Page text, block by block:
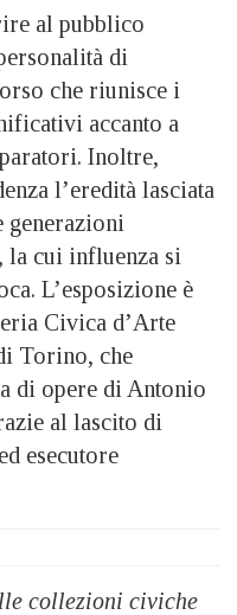
al pubblico
di
che riunisce i
accanto a
Inoltre,
l’eredità lasciata
generazioni
la cui influenza si
L’esposizione è
Civica d’Arte
Torino, che
di opere di Antonio
al lascito di
esecutore
collezioni civiche